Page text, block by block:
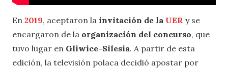
En 2019, aceptaron la invitación de la UER y se
encargaron de la organización del concurso, que
tuvo lugar en Gliwice-Silesia. A partir de esta
edición, la televisión polaca decidió apostar por